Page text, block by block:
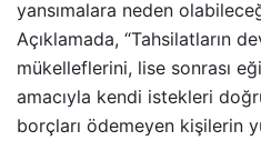
yansımalara neden
Açıklamada, “Tahsilatların
mükelleflerini, lise sonrası
amacıyla kendi istekleri
borçları ödemeyen kişilerin